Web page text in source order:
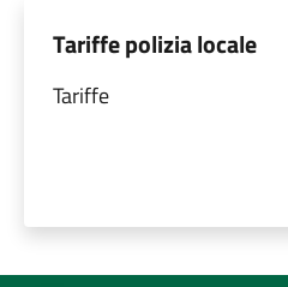
Tariffe polizia locale
Tariffe